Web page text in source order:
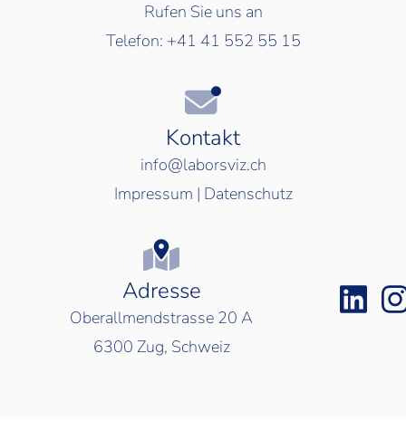
Rufen Sie uns an
Telefon: +41 41 552 55 15
Kontakt
info@laborsviz.ch
Impressum | Datenschutz
Adresse
Oberallmendstrasse 20 A
6300 Zug, Schweiz